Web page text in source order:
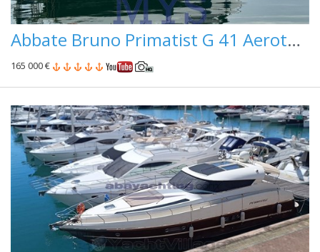
Abbate Bruno Primatist G 41 Aerotop Pininfarina
165 000 €